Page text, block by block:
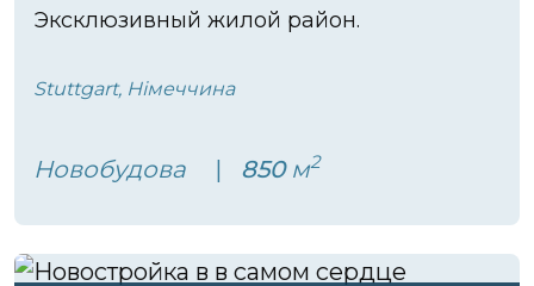
Эксклюзивный жилой район.
Stuttgart, Німеччина
Новобудова 850м2